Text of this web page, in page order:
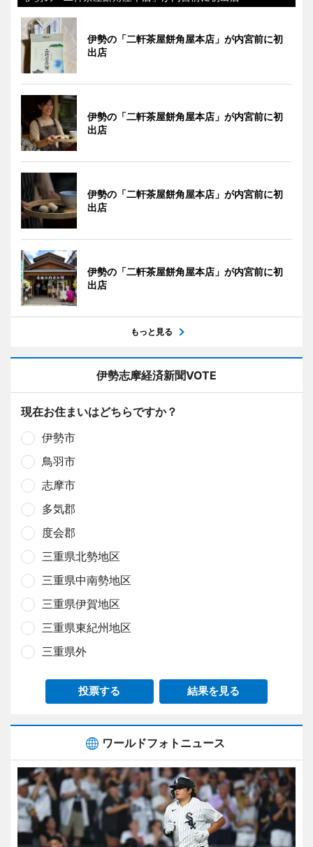
伊勢の「二軒茶屋餅角屋本店」が内宮前に初
出店
伊勢の「二軒茶屋餅角屋本店」が内宮前に初
出店
伊勢の「二軒茶屋餅角屋本店」が内宮前に初
出店
伊勢の「二軒茶屋餅角屋本店」が内宮前に初
出店
もっと見る
伊勢志摩経済新聞VOTE
現在お住まいはどちらですか？
伊勢市
鳥羽市
志摩市
多気郡
度会郡
三重県北勢地区
三重県中南勢地区
三重県伊賀地区
三重県東紀州地区
三重県外
投票する 結果を見る
ワールドフォトニュース